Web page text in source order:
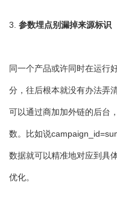
3. 参数埋点别漏掉来源标识
同一个产品或许同时在运行
分，往后根本就没有办法弄
可以通过商加加外链的后台
数。比如说
数据就可以精准地对应到具
优化。